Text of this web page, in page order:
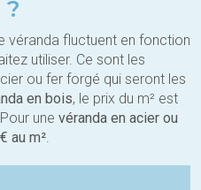
véranda fluctuent en fonction
utiliser. Ce sont les
ou fer forgé qui seront les
en bois, le prix du m² est
une véranda en acier ou
au m².